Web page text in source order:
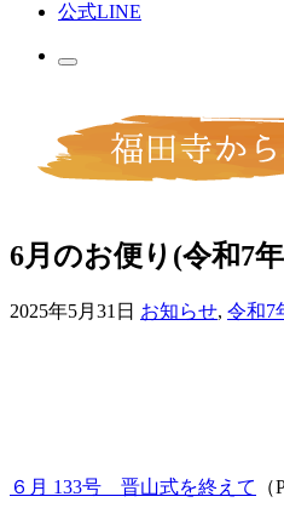
公式LINE
6月のお便り(令和7
2025年5月31日 お知らせ, 令和7
６月 133号 晋山式を終えて （